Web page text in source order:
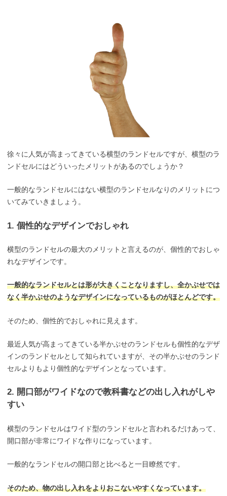
徐々に人気が高まってきている横型のランドセルですが、横型のラ
ンドセルにはどういったメリットがあるのでしょうか？
一般的なランドセルにはない横型のランドセルなりのメリットにつ
いてみていきましょう。
1. 個性的なデザインでおしゃれ
横型のランドセルの最大のメリットと言えるのが、個性的でおしゃ
れなデザインです。
一般的なランドセルとは形が大きくことなりますし、全かぶせでは
なく半かぶせのようなデザインになっているものがほとんどです。
そのため、個性的でおしゃれに見えます。
最近人気が高まってきている半かぶせのランドセルも個性的なデザ
インのランドセルとして知られていますが、その半かぶせのランド
セルよりもより個性的なデザインとなっています。
2. 開口部がワイドなので教科書などの出し入れがしや
すい
横型のランドセルはワイド型のランドセルと言われるだけあって、
開口部が非常にワイドな作りになっています。
一般的なランドセルの開口部と比べると一目瞭然です。
そのため、物の出し入れをよりおこないやすくなっています。